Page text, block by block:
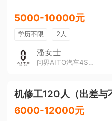
5000-10000元
学历不限 2人
潘女士
问界AITO汽车4S店（董公寺汽博城）
机修工120人（出差与
6000-12000元